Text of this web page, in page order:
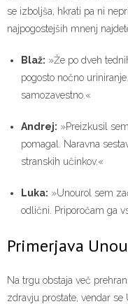
se izboljša, hkrati pa ni
najpogostejših mnenj
Blaž: »Že po dveh
pogosto nočno
samozavestno.«
Andrej: »Preizkusil
pomagal. Naravna
stranskih učinkov.«
Luka: »Unourol sem
odlični. Priporočam ga
Primerjava
Na trgu obstaja več
zdravju prostate, vendar